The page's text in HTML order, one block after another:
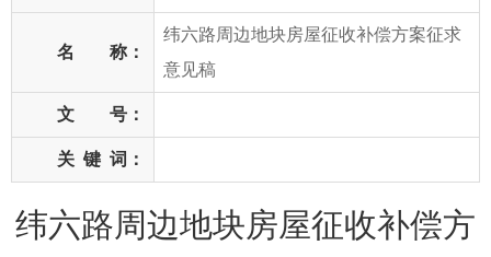
名 称：
纬六路周边地块房屋征收补偿方案征求
意见稿
文 号：
关 键 词：
纬六路周边地块房屋征收补偿方